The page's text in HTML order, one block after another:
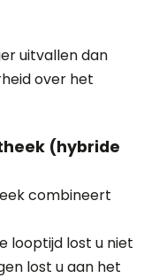
uitvallen dan
over het
(hybride
combineert
looptijd lost u niet
lost u aan het